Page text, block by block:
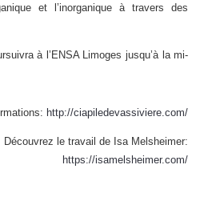
et l’inorganique à travers des
à l’ENSA Limoges jusqu’à la mi-
http://ciapiledevassiviere.com/
Découvrez le travail de Isa Melsheimer:
https://isamelsheimer.com/